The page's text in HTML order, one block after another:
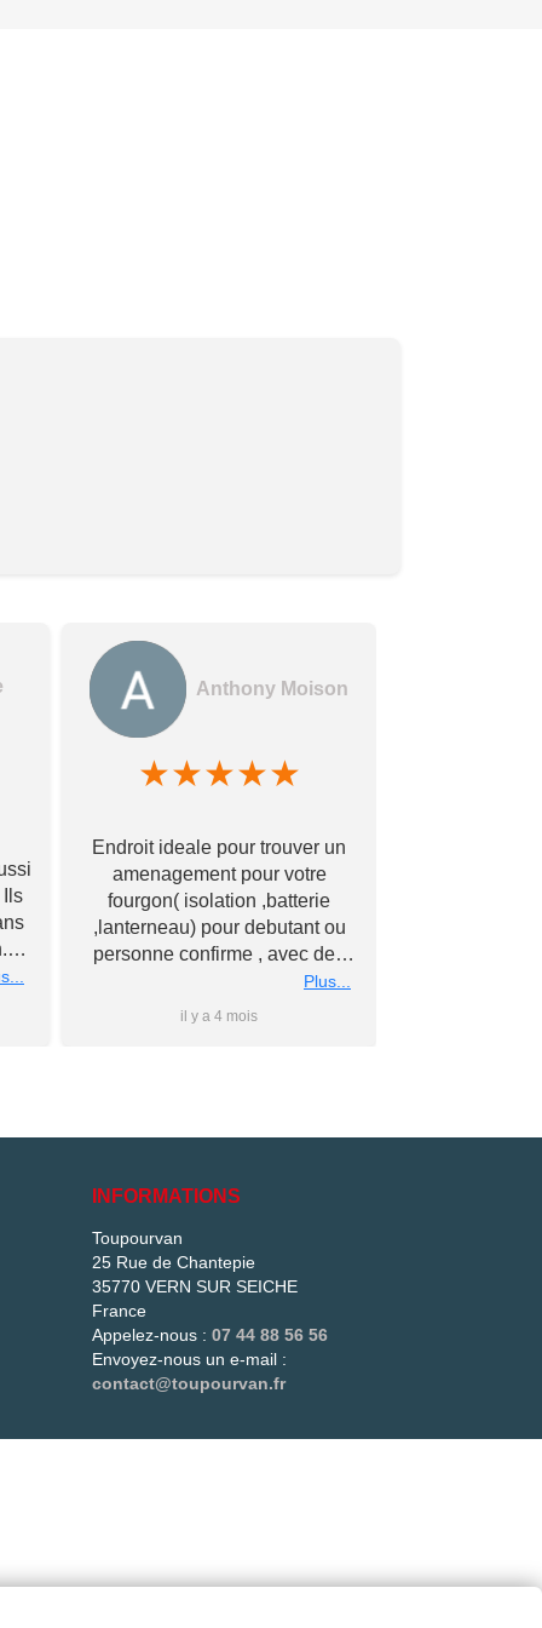
!
Anthony Moison
★★★★★
Endroit ideale pour trouver un
amenagement pour votre
fourgon( isolation ,batterie
,lanterneau) pour debutant ou
personne confirme , avec des
conseils personnalise et prix
super competitif A recommander
Plus...
il y a 4 mois
INFORMATIONS
Toupourvan
25 Rue de Chantepie
35770 VERN SUR SEICHE
France
Appelez-nous : 07 44 88 56 56
Envoyez-nous un e-mail :
contact@toupourvan.fr